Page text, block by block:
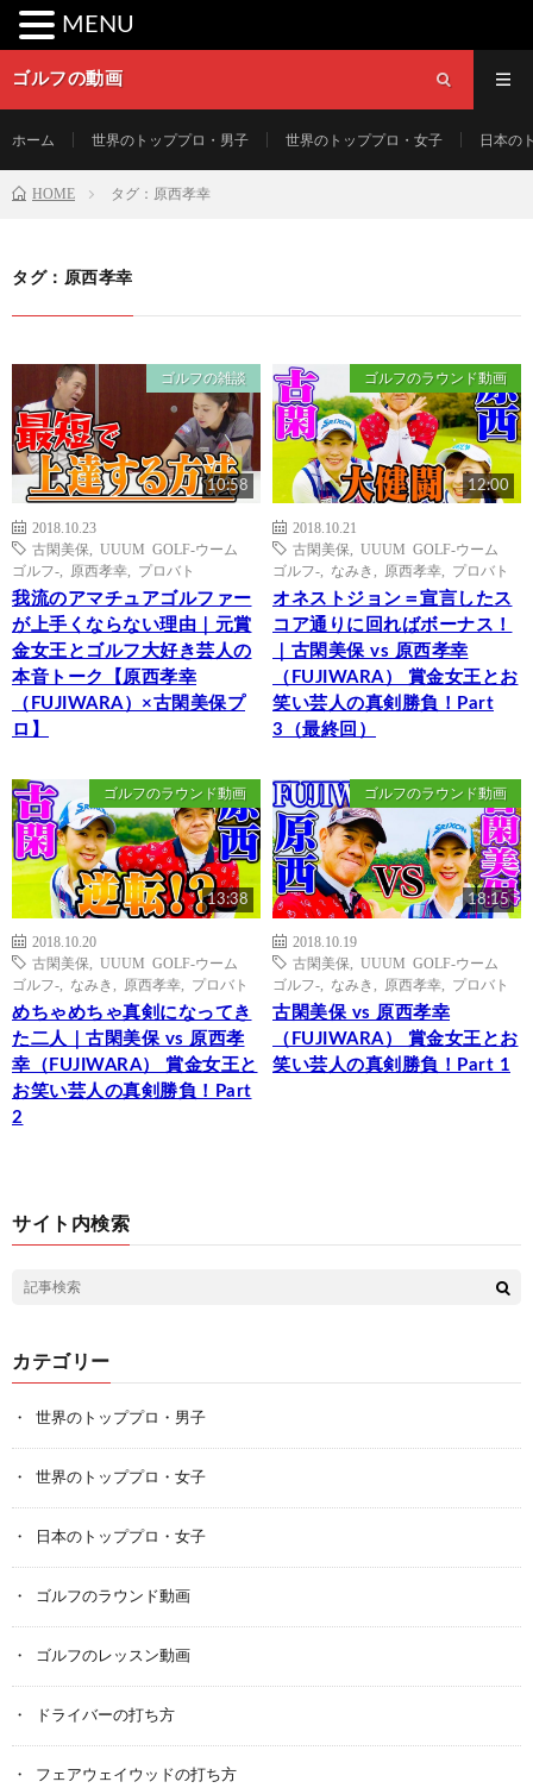
ゴルフの動画
ホーム 世界のトッププロ・男子 世界のトッププロ・女子 日本の
HOME タグ：原西孝幸
タグ：原西孝幸
ゴルフの雑談
10:58
2018.10.23
古閑美保
UUUM GOLF-ウーム
ゴルフ-
原西孝幸 プロバト
我流のアマチュアゴルファー
が上手くならない理由｜元賞
金女王とゴルフ大好き芸人の
本音トーク【原西孝幸
（FUJIWARA）×古閑美保プ
ロ】
ゴルフのラウンド動画
12:00
2018.10.21
古閑美保
UUUM GOLF-ウーム
ゴルフ-
なみき 原西孝幸 プロバト
オネストジョン＝宣言したス
コア通りに回ればボーナス！
｜古閑美保 vs 原西孝幸
（FUJIWARA） 賞金女王とお
笑い芸人の真剣勝負！Part
3（最終回）
ゴルフのラウンド動画
13:38
2018.10.20
古閑美保
UUUM GOLF-ウーム
ゴルフ-
なみき 原西孝幸 プロバト
めちゃめちゃ真剣になってき
た二人｜古閑美保 vs 原西孝
幸（FUJIWARA） 賞金女王と
お笑い芸人の真剣勝負！Part
2
ゴルフのラウンド動画
18:15
2018.10.19
古閑美保
UUUM GOLF-ウーム
ゴルフ-
なみき 原西孝幸 プロバト
古閑美保 vs 原西孝幸
（FUJIWARA） 賞金女王とお
笑い芸人の真剣勝負！Part 1
サイト内検索
カテゴリー
世界のトッププロ・男子
世界のトッププロ・女子
日本のトッププロ・女子
ゴルフのラウンド動画
ゴルフのレッスン動画
ドライバーの打ち方
フェアウェイウッドの打ち方
MENU